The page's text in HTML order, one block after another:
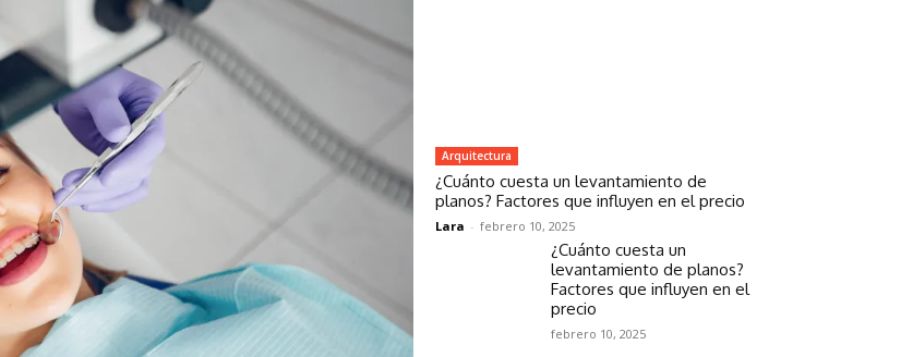
Arquitectura
¿Cuánto cuesta un levantamiento de
planos? Factores que influyen en el precio
Lara - febrero 10, 2025
¿Cuánto cuesta un
levantamiento de planos?
Factores que influyen en el
precio
febrero 10, 2025